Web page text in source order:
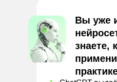
Вы уже
знаете,